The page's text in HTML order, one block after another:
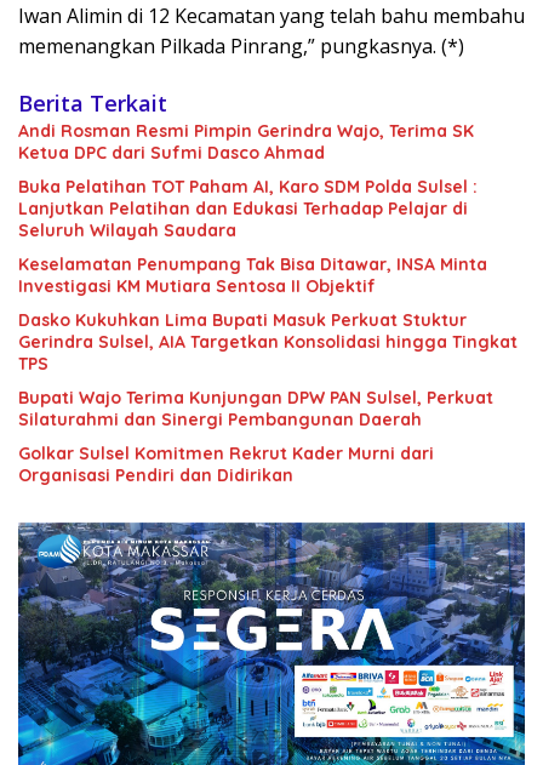
Iwan Alimin di 12 Kecamatan yang telah bahu membahu
memenangkan Pilkada Pinrang,” pungkasnya. (*)
Berita Terkait
Andi Rosman Resmi Pimpin Gerindra Wajo, Terima SK
Ketua DPC dari Sufmi Dasco Ahmad
Buka Pelatihan TOT Paham AI, Karo SDM Polda Sulsel :
Lanjutkan Pelatihan dan Edukasi Terhadap Pelajar di
Seluruh Wilayah Saudara
Keselamatan Penumpang Tak Bisa Ditawar, INSA Minta
Investigasi KM Mutiara Sentosa II Objektif
Dasko Kukuhkan Lima Bupati Masuk Perkuat Stuktur
Gerindra Sulsel, AIA Targetkan Konsolidasi hingga Tingkat
TPS
Bupati Wajo Terima Kunjungan DPW PAN Sulsel, Perkuat
Silaturahmi dan Sinergi Pembangunan Daerah
Golkar Sulsel Komitmen Rekrut Kader Murni dari
Organisasi Pendiri dan Didirikan